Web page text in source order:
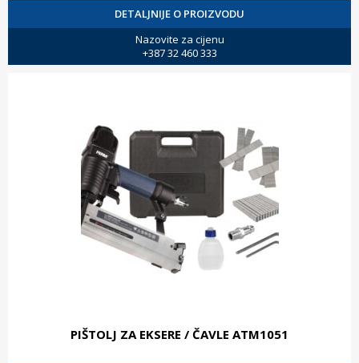
DETALJNIJE O PROIZVODU
Nazovite za cijenu
+387 32 460 333
PIŠTOLJ ZA EKSERE / ČAVLE ATM1051